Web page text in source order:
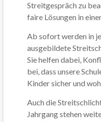
Streitgespräch zu
faire Lösungen in
Ab sofort werden in
ausgebildete
Sie helfen dabei,
bei, dass unsere
Kinder sicher und
Auch die
Jahrgang stehen